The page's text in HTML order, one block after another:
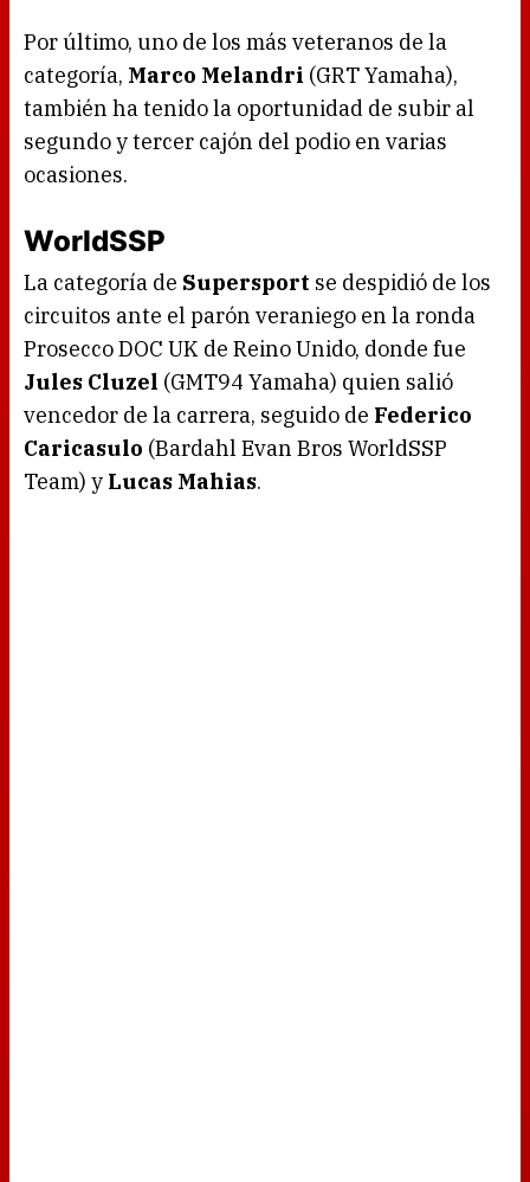
Por último, uno de los más veteranos de la
categoría, Marco Melandri (GRT Yamaha),
también ha tenido la oportunidad de subir al
segundo y tercer cajón del podio en varias
ocasiones.
WorldSSP
La categoría de Supersport se despidió de los
circuitos ante el parón veraniego en la ronda
Prosecco DOC UK de Reino Unido, donde fue
Jules Cluzel (GMT94 Yamaha) quien salió
vencedor de la carrera, seguido de Federico
Caricasulo (Bardahl Evan Bros WorldSSP
Team) y Lucas Mahias.